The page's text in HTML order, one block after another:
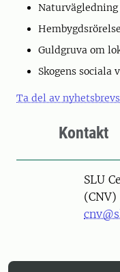
Naturvägledning
Guldgruva om
Skogens sociala
Ta del av
Kontakt
SLU
(CNV)